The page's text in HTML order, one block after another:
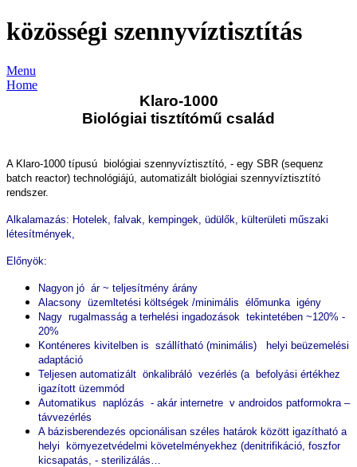
közösségi szennyvíztisztítás
Menu
Home
Klaro-1000
Biológiai tisztítómű család
A Klaro-1000 típusú biológiai szennyvíztisztító, - egy SBR (sequenz
batch reactor) technológiájú, automatizált biológiai szennyvíztisztító
rendszer.
Alkalamazás: Hotelek, falvak, kempingek, üdülők, külterületi műszaki
létesítmények,
Előnyök:
Nagyon jó ár ~ teljesítmény árány
Alacsony üzemltetési költségek /minimális élőmunka igény
Nagy rugalmasság a terhelési ingadozások tekintetében ~120% -
20%
Konténeres kivitelben is szállítható (minimális) helyi beüzemelési
adaptáció
Teljesen automatizált önkalibráló vezérlés (a befolyási értékhez
igazított üzemmód
Automatikus naplózás - akár internetre v androidos patformokra –
távvezérlés
A bázisberendezés opcionálisan széles határok között igazítható a
helyi környezetvédelmi követelményekhez (denitrifikáció, foszfor
kicsapatás, - sterilizálás…